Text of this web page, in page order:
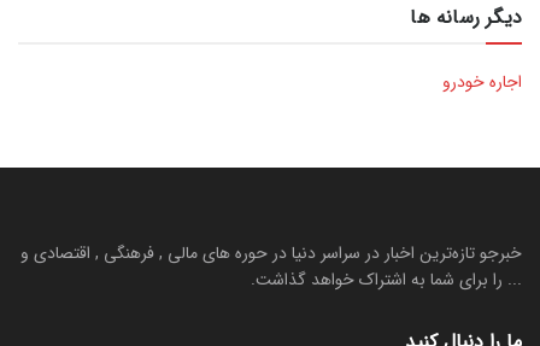
دیگر رسانه ها
اجاره خودرو
خبرجو تازه‌ترین اخبار در سراسر دنیا در حوره های مالی , فرهنگی , اقتصادی و
... را برای شما به اشتراک خواهد گذاشت.